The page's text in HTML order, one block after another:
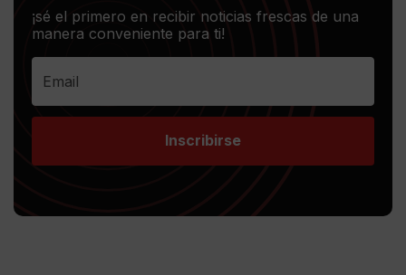
¡sé el primero en recibir noticias frescas de una
manera conveniente para ti!
Inscribirse